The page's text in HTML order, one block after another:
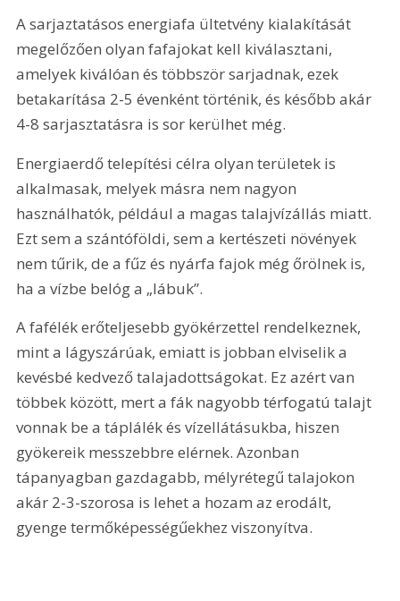
A sarjaztatásos energiafa ültetvény kialakítását
megelőzően olyan fafajokat kell kiválasztani,
amelyek kiválóan és többször sarjadnak, ezek
betakarítása 2-5 évenként történik, és később akár
4-8 sarjasztatásra is sor kerülhet még.
Energiaerdő telepítési célra olyan területek is
alkalmasak, melyek másra nem nagyon
használhatók, például a magas talajvízállás miatt.
Ezt sem a szántóföldi, sem a kertészeti növények
nem tűrik, de a fűz és nyárfa fajok még őrölnek is,
ha a vízbe belóg a „lábuk”.
A fafélék erőteljesebb gyökérzettel rendelkeznek,
mint a lágyszárúak, emiatt is jobban elviselik a
kevésbé kedvező talajadottságokat. Ez azért van
többek között, mert a fák nagyobb térfogatú talajt
vonnak be a táplálék és vízellátásukba, hiszen
gyökereik messzebbre elérnek. Azonban
tápanyagban gazdagabb, mélyrétegű talajokon
akár 2-3-szorosa is lehet a hozam az erodált,
gyenge termőképességűekhez viszonyítva.